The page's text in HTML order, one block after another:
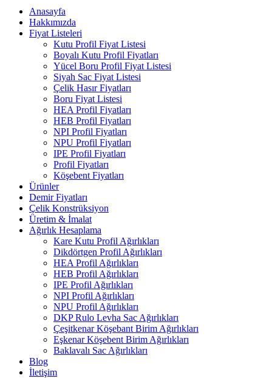
Anasayfa
Hakkımızda
Fiyat Listeleri
Kutu Profil Fiyat Listesi
Boyalı Kutu Profil Fiyatları
Yücel Boru Profil Fiyat Listesi
Siyah Sac Fiyat Listesi
Çelik Hasır Fiyatları
Boru Fiyat Listesi
HEA Profil Fiyatları
HEB Profil Fiyatları
NPI Profil Fiyatları
NPU Profil Fiyatları
IPE Profil Fiyatları
Profil Fiyatları
Köşebent Fiyatları
Ürünler
Demir Fiyatları
Çelik Konstrüksiyon
Üretim & İmalat
Ağırlık Hesaplama
Kare Kutu Profil Ağırlıkları
Dikdörtgen Profil Ağırlıkları
HEA Profil Ağırlıkları
HEB Profil Ağırlıkları
IPE Profil Ağırlıkları
NPI Profil Ağırlıkları
NPU Profil Ağırlıkları
DKP Rulo Levha Sac Ağırlıkları
Çeşitkenar Köşebant Birim Ağırlıkları
Eşkenar Köşebent Birim Ağırlıkları
Baklavalı Sac Ağırlıkları
Blog
İletişim